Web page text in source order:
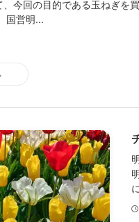
、今回の目的である玉ねぎを
国営明...